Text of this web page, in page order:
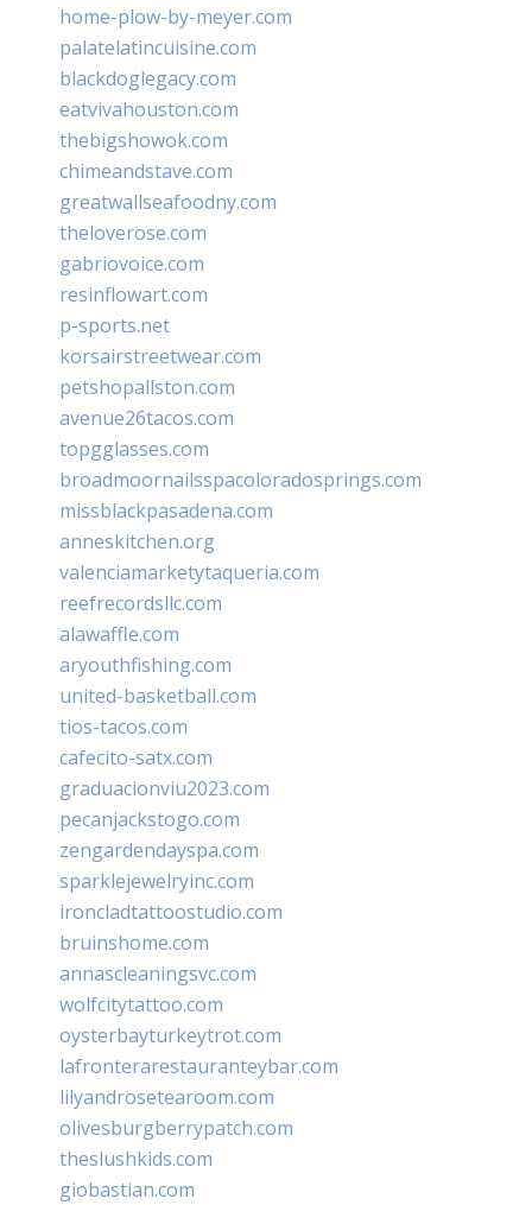
home-plow-by-meyer.com
palatelatincuisine.com
blackdoglegacy.com
eatvivahouston.com
thebigshowok.com
chimeandstave.com
greatwallseafoodny.com
theloverose.com
gabriovoice.com
resinflowart.com
p-sports.net
korsairstreetwear.com
petshopallston.com
avenue26tacos.com
topgglasses.com
broadmoornailsspacoloradosprings.com
missblackpasadena.com
anneskitchen.org
valenciamarketytaqueria.com
reefrecordsllc.com
alawaffle.com
aryouthfishing.com
united-basketball.com
tios-tacos.com
cafecito-satx.com
graduacionviu2023.com
pecanjackstogo.com
zengardendayspa.com
sparklejewelryinc.com
ironcladtattoostudio.com
bruinshome.com
annascleaningsvc.com
wolfcitytattoo.com
oysterbayturkeytrot.com
lafronterarestauranteybar.com
lilyandrosetearoom.com
olivesburgberrypatch.com
theslushkids.com
giobastian.com